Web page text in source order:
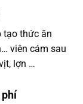
tạo thức ăn
viên cám sau
lợn …